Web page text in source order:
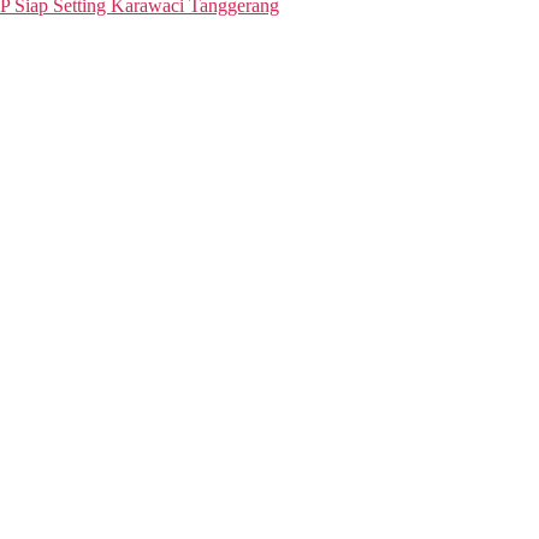
Siap Setting Karawaci Tanggerang